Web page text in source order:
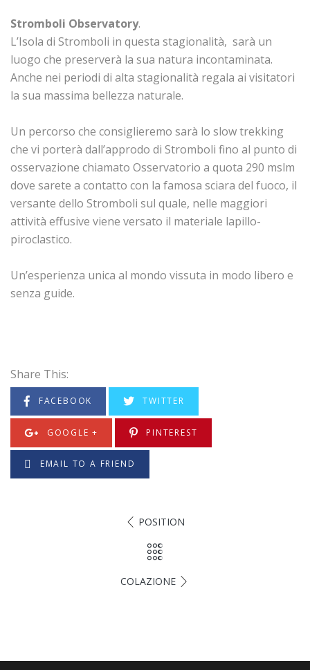
Stromboli Observatory.
L’Isola di Stromboli in questa stagionalità, sarà un
luogo che preserverà la sua natura incontaminata.
Anche nei periodi di alta stagionalità regala ai visitatori
la sua massima bellezza naturale.
Un percorso che consiglieremo sarà lo slow trekking
che vi porterà dall’approdo di Stromboli fino al punto di
osservazione chiamato Osservatorio a quota 290 mslm
dove sarete a contatto con la famosa sciara del fuoco, il
versante dello Stromboli sul quale, nelle maggiori
attività effusive viene versato il materiale lapillo-
piroclastico.
Un’esperienza unica al mondo vissuta in modo libero e
senza guide.
Share This:
FACEBOOK TWITTER
GOOGLE + PINTEREST
EMAIL TO A FRIEND
POSITION
COLAZIONE